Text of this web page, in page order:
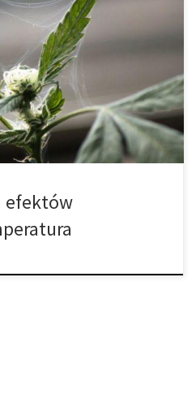
– temperatura ma znaczenie.
związków chemicznych, w tym
to pachnące cząsteczki
cannabis.Oprócz
się również do jej
indywidualnie, jak i w połączeniu
zaleceń dotyczących […]
efektów